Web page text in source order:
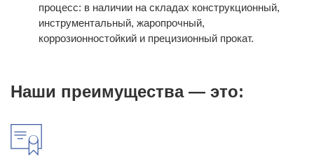
процесс: в наличии на складах конструкционный,
инструментальный, жаропрочный,
коррозионностойкий и прецизионный прокат.
Наши преимущества — это: